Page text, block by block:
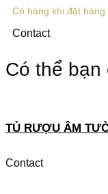
Có hàng khi đặt
Contact
Có thể bạn
TỦ RƯỢU ÂM
Contact